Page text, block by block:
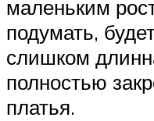
маленьким
подумать,
слишком
полностью
платья.